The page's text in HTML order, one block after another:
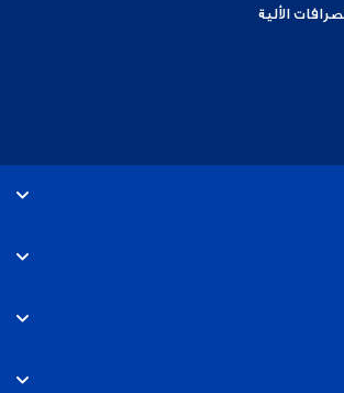
الألية